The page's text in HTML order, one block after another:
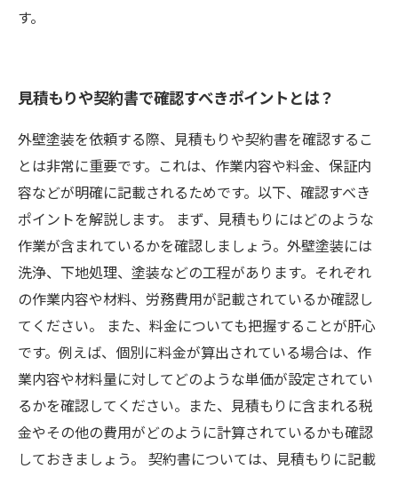
す。
見積もりや契約書で確認すべきポイントとは？
外壁塗装を依頼する際、見積もりや契約書を確認するこ
とは非常に重要です。これは、作業内容や料金、保証内
容などが明確に記載されるためです。以下、確認すべき
ポイントを解説します。 まず、見積もりにはどのような
作業が含まれているかを確認しましょう。外壁塗装には
洗浄、下地処理、塗装などの工程があります。それぞれ
の作業内容や材料、労務費用が記載されているか確認し
てください。 また、料金についても把握することが肝心
です。例えば、個別に料金が算出されている場合は、作
業内容や材料量に対してどのような単価が設定されてい
るかを確認してください。また、見積もりに含まれる税
金やその他の費用がどのように計算されているかも確認
しておきましょう。 契約書については、見積もりに記載